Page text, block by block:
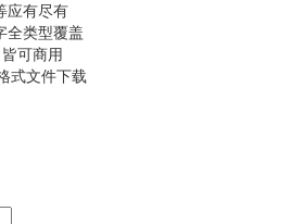
应有尽有
全类型覆盖
可商用
式文件下载